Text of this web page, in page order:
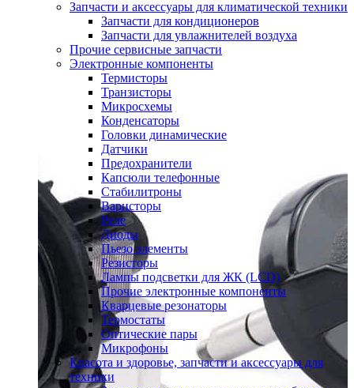
Запчасти и аксессуары для климатической техники
Запчасти для кондиционеров
Запчасти для увлажнителей воздуха
Прочие сервисные запчасти
Электронные компоненты
Термисторы
Транзисторы
Микросхемы
Конденсаторы
Головки динамические
Датчики
Предохранители
Капсюли телефонные
Стабилитроны
Варисторы
Реле
Диоды
Пьезо элементы
Резисторы
Лампы подсветки для ЖК (LCD)
Прочие электронные компоненты
Кварцевые резонаторы
Термостаты
Оптические пары
Микрофоны
Красота и здоровье, запчасти и аксессуары для
техники